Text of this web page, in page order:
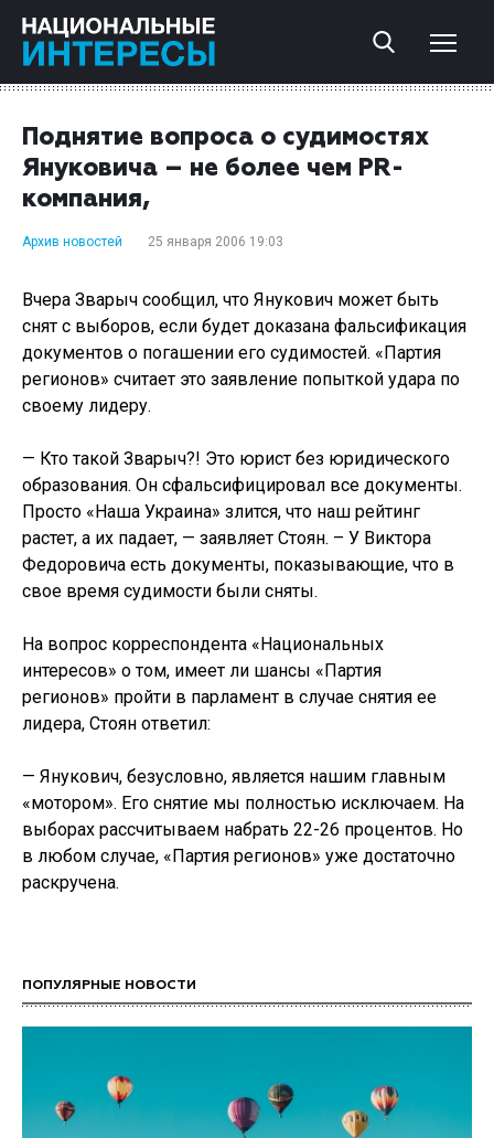
Поднятие вопроса о судимостях
Януковича – не более чем PR-
компания,
Архив новостей 25 января 2006 19:03
Вчера Зварыч сообщил, что Янукович может быть
снят с выборов, если будет доказана фальсификация
документов о погашении его судимостей. «Партия
регионов» считает это заявление попыткой удара по
своему лидеру.
— Кто такой Зварыч?! Это юрист без юридического
образования. Он сфальсифицировал все документы.
Просто «Наша Украина» злится, что наш рейтинг
растет, а их падает, — заявляет Стоян. – У Виктора
Федоровича есть документы, показывающие, что в
свое время судимости были сняты.
На вопрос корреспондента «Национальных
интересов» о том, имеет ли шансы «Партия
регионов» пройти в парламент в случае снятия ее
лидера, Стоян ответил:
— Янукович, безусловно, является нашим главным
«мотором». Его снятие мы полностью исключаем. На
выборах рассчитываем набрать 22-26 процентов. Но
в любом случае, «Партия регионов» уже достаточно
раскручена.
ПОПУЛЯРНЫЕ НОВОСТИ